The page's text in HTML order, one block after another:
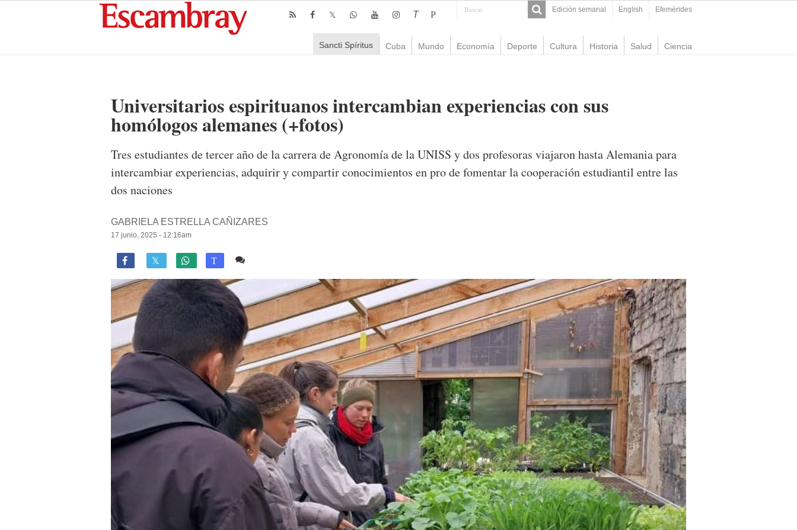
Edición semanal English Efemérides
T P
Sancti Spíritus Cuba Mundo Economía Deporte Cultura Historia Salud Ciencia
Universitarios espirituanos intercambian experiencias con sus
homólogos alemanes (+fotos)
Tres estudiantes de tercer año de la carrera de Agronomía de la UNISS y dos profesoras viajaron hasta Alemania para
intercambiar experiencias, adquirir y compartir conocimientos en pro de fomentar la cooperación estudiantil entre las
dos naciones
GABRIELA ESTRELLA CAÑIZARES
17 junio, 2025 - 12:16am
 T